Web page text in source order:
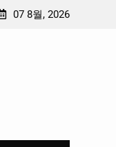
구협회 슬그머니 만
07 8월, 2026